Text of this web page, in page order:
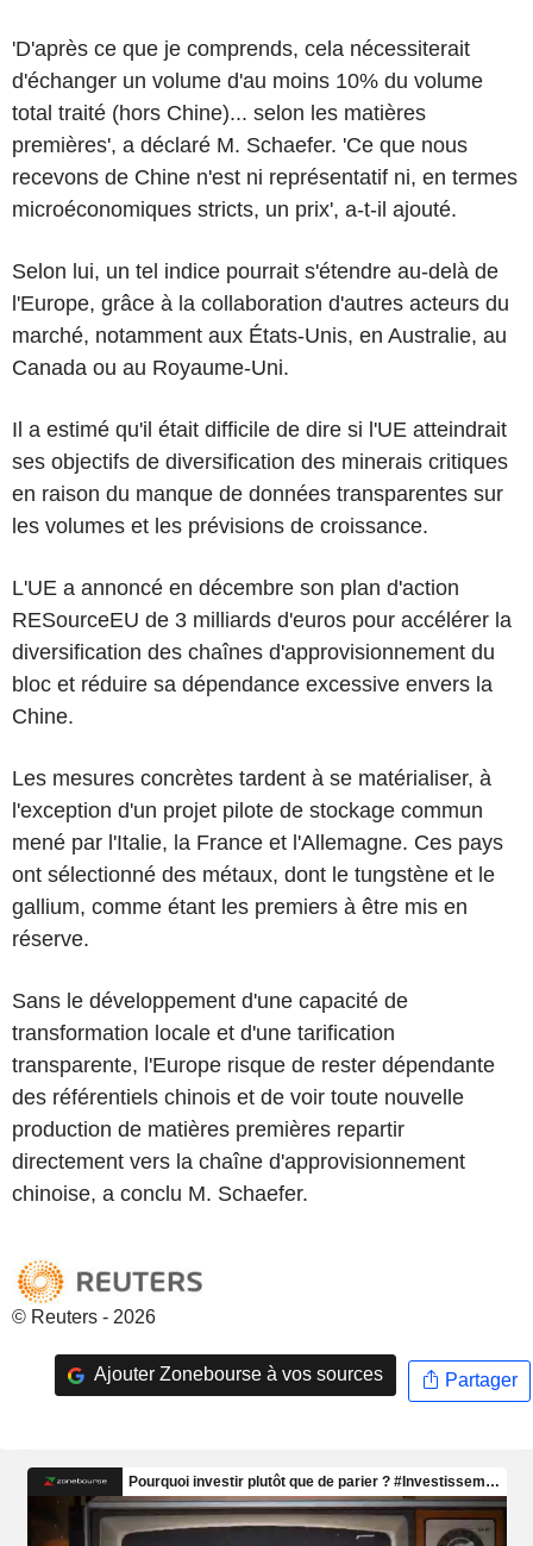
'D'après ce que je comprends, cela nécessiterait
d'échanger un volume d'au moins 10% du volume
total traité (hors Chine)... selon les matières
premières', a déclaré M. Schaefer. 'Ce que nous
recevons de Chine n'est ni représentatif ni, en termes
microéconomiques stricts, un prix', a-t-il ajouté.
Selon lui, un tel indice pourrait s'étendre au-delà de
l'Europe, grâce à la collaboration d'autres acteurs du
marché, notamment aux États-Unis, en Australie, au
Canada ou au Royaume-Uni.
Il a estimé qu'il était difficile de dire si l'UE atteindrait
ses objectifs de diversification des minerais critiques
en raison du manque de données transparentes sur
les volumes et les prévisions de croissance.
L'UE a annoncé en décembre son plan d'action
RESourceEU de 3 milliards d'euros pour accélérer la
diversification des chaînes d'approvisionnement du
bloc et réduire sa dépendance excessive envers la
Chine.
Les mesures concrètes tardent à se matérialiser, à
l'exception d'un projet pilote de stockage commun
mené par l'Italie, la France et l'Allemagne. Ces pays
ont sélectionné des métaux, dont le tungstène et le
gallium, comme étant les premiers à être mis en
réserve.
Sans le développement d'une capacité de
transformation locale et d'une tarification
transparente, l'Europe risque de rester dépendante
des référentiels chinois et de voir toute nouvelle
production de matières premières repartir
directement vers la chaîne d'approvisionnement
chinoise, a conclu M. Schaefer.
© Reuters - 2026
Ajouter Zonebourse à vos sources Partager